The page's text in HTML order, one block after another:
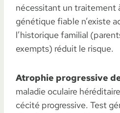
nécessitant un traitement
génétique fiable n’existe
l’historique familial
exempts) réduit le risque.
Atrophie progressive
maladie oculaire
cécité progressive. Test